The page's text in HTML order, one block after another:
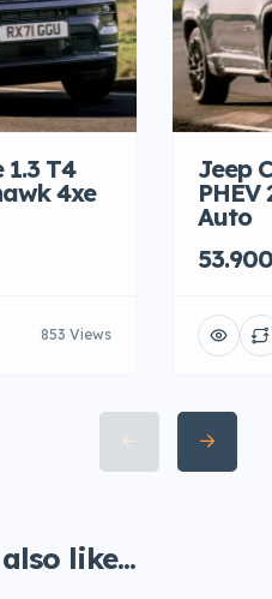
1.3 T4
4xe
853 Views
Jeep
Auto
like...